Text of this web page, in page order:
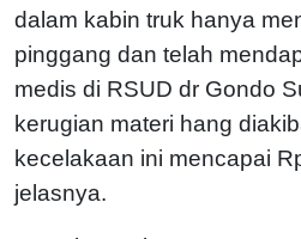
dalam kabin truk hanya
pinggang dan telah
medis di RSUD dr Gondo
kerugian materi hang
kecelakaan ini mencapai
jelasnya.